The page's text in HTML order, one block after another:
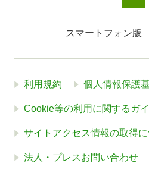
スマートフォン版
利用規約 個人情報保護
Cookie等の利用に関するガ
サイトアクセス情報の取得に
法人・プレスお問い合わせ